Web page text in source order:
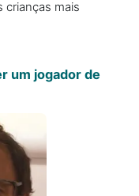
mais
um jogador de